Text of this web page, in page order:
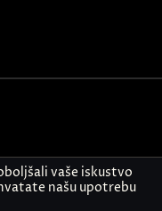
vaše iskustvo
našu upotrebu